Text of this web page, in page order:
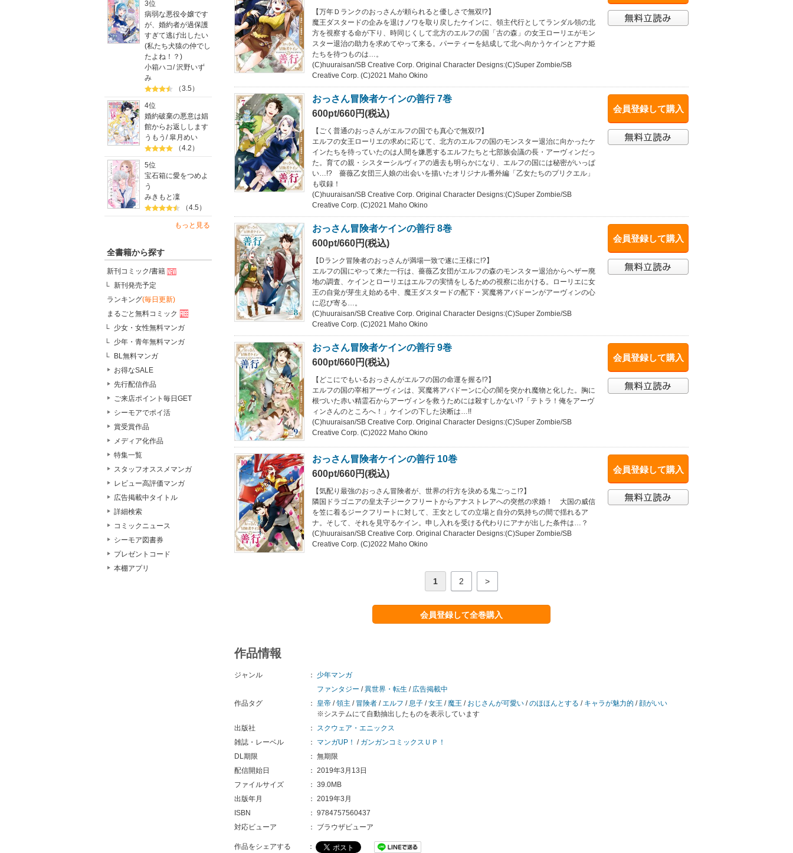
3位
病弱な悪役令嬢です
が、婚約者が過保護
すぎて逃げ出したい
(私たち犬猿の仲でし
たよね！？)
小箱ハコ/沢野いず
み
（3.5）
4位
婚約破棄の悪意は娼
館からお返しします
うもう /皐月めい
（4.2）
5位
宝石箱に愛をつめよ
う
みきもと凜
（4.5）
もっと見る
全書籍から探す
新刊コミック/書籍
新刊発売予定
ランキング(毎日更新)
まるごと無料コミック
少女・女性無料マンガ
少年・青年無料マンガ
BL無料マンガ
お得なSALE
先行配信作品
ご来店ポイント毎日GET
シーモアでポイ活
賞受賞作品
メディア化作品
特集一覧
スタッフオススメマンガ
レビュー高評価マンガ
広告掲載中タイトル
詳細検索
コミックニュース
シーモア図書券
プレゼントコード
本棚アプリ
【万年Ｄランクのおっさんが頼られると優しさで無双!?】
魔王ダスタードの企みを退けノワを取り戻したケインに、領主代行としてランダル領の北
方を視察する命が下り、時同じくして北方のエルフの国「古の森」の女王ローリエがモン
スター退治の助力を求めてやって来る。パーティーを結成して北へ向かうケインとアナ姫
たちを待つものは…。
(C)huuraisan/SB Creative Corp. Original Character Designs:(C)Super Zombie/SB
Creative Corp. (C)2021 Maho Okino
会員登録して購入
おっさん冒険者ケインの善行 7巻
600pt/660円(税込)
【ごく普通のおっさんがエルフの国でも真心で無双!?】
エルフの女王ローリエの求めに応じて、北方のエルフの国のモンスター退治に向かったケ
インたちを待っていたのは人間を嫌悪するエルフたちと七部族会議の長・アーヴィンだっ
た。育ての親・シスターシルヴィアの過去も明らかになり、エルフの国には秘密がいっぱ
い…!? 薔薇乙女団三人娘の出会いを描いたオリジナル番外編「乙女たちのプリクエル」
も収録！
(C)huuraisan/SB Creative Corp. Original Character Designs:(C)Super Zombie/SB
Creative Corp. (C)2021 Maho Okino
会員登録して購入
おっさん冒険者ケインの善行 8巻
600pt/660円(税込)
【Dランク冒険者のおっさんが満場一致で遂に王様に!?】
エルフの国にやって来た一行は、薔薇乙女団がエルフの森のモンスター退治からヘザー廃
地の調査、ケインとローリエはエルフの実情をしるための視察に出かける。ローリエに女
王の自覚が芽生え始める中、魔王ダスタードの配下・冥魔将アバドーンがアーヴィンの心
に忍び寄る…。
(C)huuraisan/SB Creative Corp. Original Character Designs:(C)Super Zombie/SB
Creative Corp. (C)2021 Maho Okino
会員登録して購入
おっさん冒険者ケインの善行 9巻
600pt/660円(税込)
【どこにでもいるおっさんがエルフの国の命運を握る!?】
エルフの国の宰相アーヴィンは、冥魔将アバドーンに心の闇を突かれ魔物と化した。胸に
根づいた赤い精霊石からアーヴィンを救うためには殺すしかない!?「テトラ！俺をアーヴ
ィンさんのところへ！」ケインの下した決断は…!!
(C)huuraisan/SB Creative Corp. Original Character Designs:(C)Super Zombie/SB
Creative Corp. (C)2022 Maho Okino
会員登録して購入
おっさん冒険者ケインの善行 10巻
600pt/660円(税込)
【気配り最強のおっさん冒険者が、世界の行方を決める鬼ごっこ!?】
隣国ドラゴニアの皇太子ジークフリートからアナストレアへの突然の求婚！ 大国の威信
を笠に着るジークフリートに対して、王女としての立場と自分の気持ちの間で揺れるア
ナ。そして、それを見守るケイン。申し入れを受ける代わりにアナが出した条件は…？
(C)huuraisan/SB Creative Corp. Original Character Designs:(C)Super Zombie/SB
Creative Corp. (C)2022 Maho Okino
1 2 >
会員登録して全巻購入
作品情報
ジャンル ：
少年マンガ
ファンタジー /異世界・転生 / 広告掲載中
作品タグ
： 皇帝 /領主 / 冒険者 / エルフ / 息子 /女王 / 魔王 / おじさんが可愛い /のほほんとする / キャラが魅力的 / 顔がいい
※システムにて自動抽出したものを表示しています
出版社
：
スクウェア・エニックス
雑誌・レーベル
： マンガUP！ / ガンガンコミックスＵＰ！
DL期限
： 無期限
配信開始日
： 2019年3月13日
ファイルサイズ
： 39.0MB
出版年月
： 2019年3月
ISBN
： 9784757560437
対応ビューア
： ブラウザビューア
作品をシェアする ：